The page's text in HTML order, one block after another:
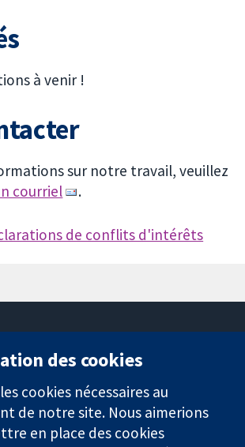
à venir !
sur notre travail, veuillez
courriel
.
de conflits d'intérêts
11-13 Cavendish
Square
Londres
W1G0AN
Royaume-Uni
nous
Actualités
presse
des cookies
cookies nécessaires au
de notre site. Nous aimerions
en place des cookies